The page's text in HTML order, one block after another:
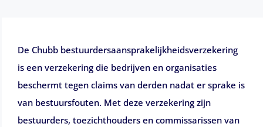
De Chubb bestuurdersaansprakelijkheidsverzekering
is een verzekering die bedrijven en organisaties
beschermt tegen claims van derden nadat er sprake is
van bestuursfouten. Met deze verzekering zijn
bestuurders, toezichthouders en commissarissen van